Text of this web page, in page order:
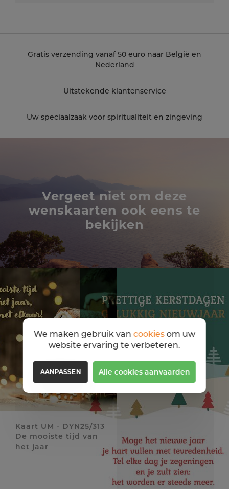
Gratis verzending vanaf 50 euro naar België en
Nederland
Uitstekende klantenservice
Uw speciaalzaak voor spiritualiteit en zingeving
Vergeet niet om deze
wenskaarten ook eens te
bekijken
Kaart UM - DYN25/313
De mooiste tijd van
het jaar
We maken gebruik van cookiesom uw
website ervaring te verbeteren.
AANPASSEN Alle cookies aanvaarden